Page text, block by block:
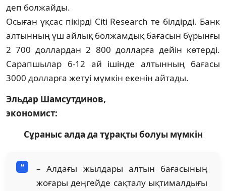
деп болжайды.
Осыған ұқсас пікірді Citi Research те біл­дірді. Банк
алтынның үш айлық бол­жамдық бағасын бұрынғы
2 700 доллардан 2 800 долларға дейін көтерді.
Сарапшылар 6-12 ай ішінде алтынның бағасы
3000 дол­ларға жетуі мүмкін екенін айтады.
Эльдар Шамсутдинов,
экономист:
Сұраныс алда да тұрақты болуы мүмкін
– Алдағы жылдары алтын бағасының
жо­ғары деңгейде сақталу ықтималдығы